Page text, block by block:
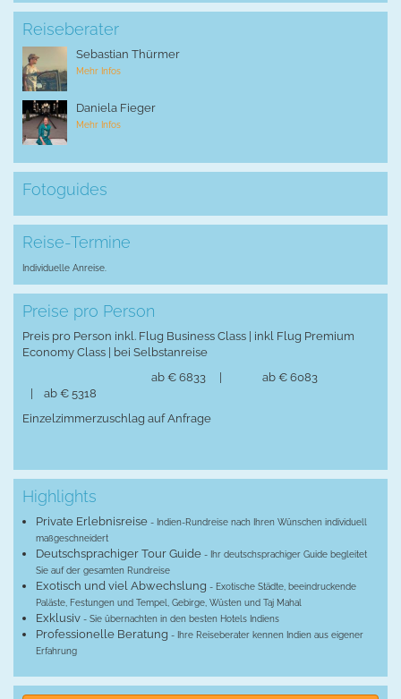
Reiseberater
Sebastian Thürmer
Mehr Infos
Daniela Fieger
Mehr Infos
Fotoguides
Reise-Termine
Individuelle Anreise.
Preise pro Person
Preis pro Person inkl. Flug Business Class | inkl Flug Premium
Economy Class | bei Selbstanreise
ab € 6833 | ab € 6083
| ab € 5318
Einzelzimmerzuschlag auf Anfrage
Highlights
Private Erlebnisreise - Indien-Rundreise nach Ihren Wünschen individuell
maßgeschneidert
Deutschsprachiger Tour Guide - Ihr deutschsprachiger Guide begleitet
Sie auf der gesamten Rundreise
Exotisch und viel Abwechslung - Exotische Städte, beeindruckende
Paläste, Festungen und Tempel, Gebirge, Wüsten und Taj Mahal
Exklusiv - Sie übernachten in den besten Hotels Indiens
Professionelle Beratung - Ihre Reiseberater kennen Indien aus eigener
Erfahrung